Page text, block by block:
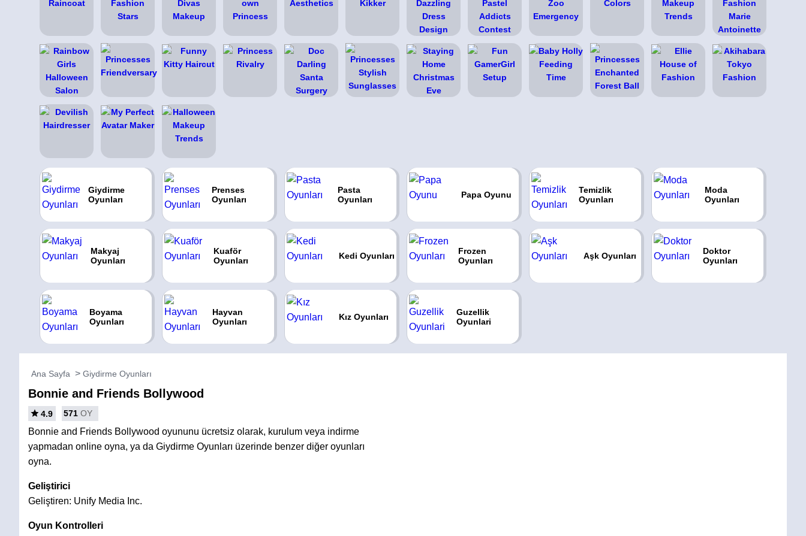
Giydirme
Oyunları
Prenses
Oyunları
Pasta
Oyunları
Papa Oyunu
Temizlik
Oyunları
Moda
Oyunları
Makyaj
Oyunları
Kuaför
Oyunları
Kedi Oyunları
Frozen
Oyunları
Aşk Oyunları
Doktor
Oyunları
Boyama
Oyunları
Hayvan
Oyunları
Kız Oyunları
Guzellik
Oyunlari
Ana Sayfa Giydirme Oyunları
Bonnie and Friends Bollywood
4.9 571 OY
Bonnie and Friends Bollywood oyununu ücretsiz olarak, kurulum veya indirme
yapmadan online oyna, ya da Giydirme Oyunları üzerinde benzer diğer oyunları
oyna.
Geliştirici
Geliştiren: Unify Media Inc.
Oyun Kontrolleri